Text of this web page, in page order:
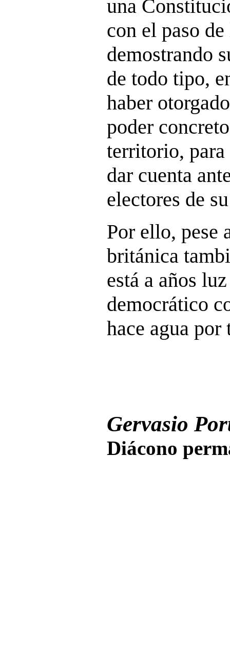
una
con el paso
demostrando
de todo tipo,
haber
poder
territorio, para
dar cuenta
electores de
Por ello, pese
británica
está a años
democrático
hace agua por
Gervasio
Diácono